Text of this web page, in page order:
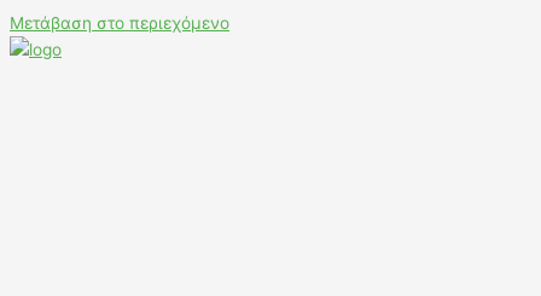
Μετάβαση στο περιεχόμενο